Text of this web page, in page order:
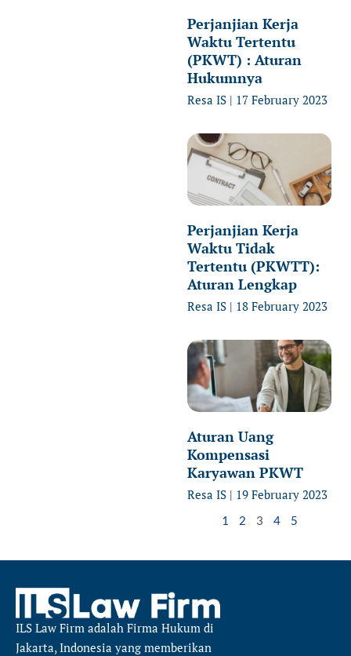
Perjanjian Kerja
Waktu Tertentu
(PKWT) : Aturan
Hukumnya
Resa IS 17 February 2023
Perjanjian Kerja
Waktu Tidak
Tertentu (PKWTT):
Aturan Lengkap
Resa IS 18 February 2023
Aturan Uang
Kompensasi
Karyawan PKWT
Resa IS 19 February 2023
1 2 3 4 5
ILS Law Firm adalah Firma Hukum di
Jakarta, Indonesia yang memberikan